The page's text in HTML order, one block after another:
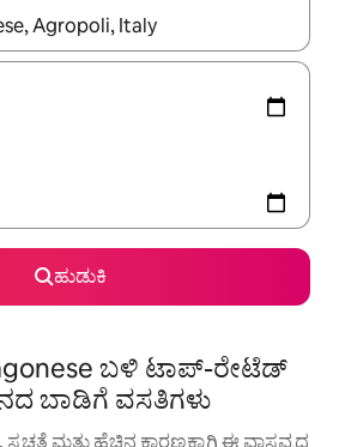
ಅಪ್ ಮತ್ತು ಡೌನ್ ಬಾಣದ ಕೀಲಿಗಳೊಂದಿಗೆ
ಹುಡುಕಿ
ಬಳಿ ಟಾಪ್-ರೇಟೆಡ್
ಬಾಡಿಗೆ ವಸತಿಗಳು
ಸ್ವಚ್ಛತೆ ಮತ್ತು ಹೆಚ್ಚಿನ ಕಾರಣಕ್ಕಾಗಿ ಈ ವಾಸ್ತವ್ಯದ